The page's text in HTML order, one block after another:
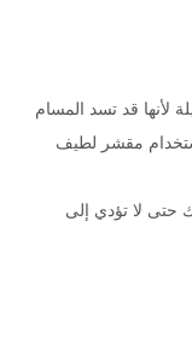
لأنها قد تسد المسام
مقشر لطيف
حتى لا تؤدي إلى